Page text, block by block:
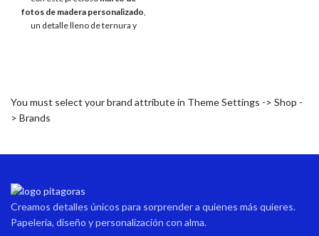
fotos de madera personalizado,
un detalle lleno de ternura y
o de agradecer su cariño.
con el nombre del bebé o niño/a,
You must select your brand attribute in Theme Settings -> Shop -
> Brands
Creamos detalles únicos para sorprender a quienes más quieres.
Papelería, diseño y personalización con alma.